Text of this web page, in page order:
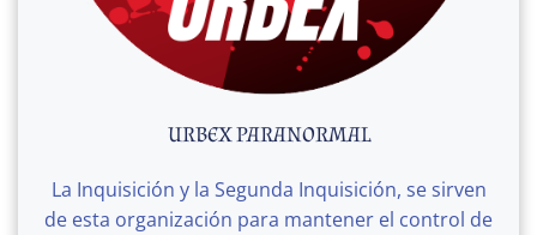
URBEX PARANORMAL
La Inquisición y la Segunda Inquisición, se sirven
de esta organización para mantener el control de